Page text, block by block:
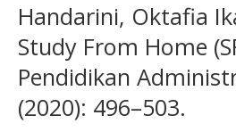
Handarini, Oktafia
Study From Home
Pendidikan
(2020): 496–503.